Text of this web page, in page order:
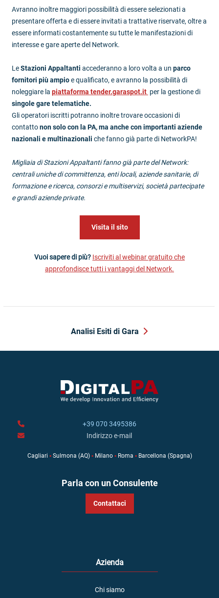
Avranno inoltre maggiori possibilità di essere selezionati a
presentare offerta e di essere invitati a trattative riservate, oltre a
essere informati costantemente su tutte le manifestazioni di
interesse e gare aperte del Network.
LeStazioni Appaltanti accederanno a loro volta a un parco
fornitori più ampioe qualificato, e avranno la possibilità di
noleggiare la piattaforma tender.garaspot.it per la gestione di
singole gare telematiche.
Gli operatori iscritti potranno inoltre trovare occasioni di
contattonon solo con la PA, ma anche con importanti aziende
nazionali e multinazionali che fanno già parte di NetworkPA!
Migliaia di Stazioni Appaltanti fanno già parte del Network:
centrali uniche di committenza, enti locali, aziende sanitarie, di
formazione e ricerca, consorzi e multiservizi, società partecipate
e grandi aziende private.
Visita il sito
Vuoi sapere di più? Iscriviti al webinar gratuito che
approfondisce tutti i vantaggi del Network.
Analisi Esiti di Gara
+39 070 3495386
Indirizzo e-mail
Cagliari ▪Sulmona (AQ) ▪Milano ▪Roma ▪Barcellona (Spagna)
Parla con un Consulente
Contattaci
Azienda
Chi siamo